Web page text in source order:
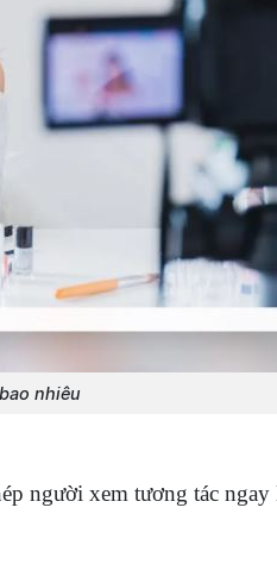
nhiêu
người xem tương tác